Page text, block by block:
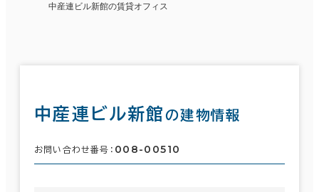
中産連ビル新館の賃貸オフィス
中産連ビル新館 の建物情報
お問い合わせ番号： 008-00510